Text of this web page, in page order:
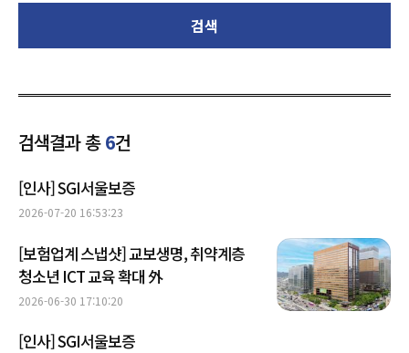
검색
검색결과 총6건
[인사] SGI서울보증
2026-07-20 16:53:23
[보험업계 스냅샷] 교보생명, 취약계층
청소년 ICT 교육 확대 外
2026-06-30 17:10:20
[인사] SGI서울보증